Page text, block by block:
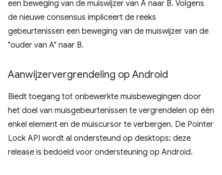
een beweging van de muiswijzer van A naar B. Volgens
de nieuwe consensus impliceert de reeks
gebeurtenissen een beweging van de muiswijzer van de
"ouder van A" naar B.
Aanwijzervergrendeling op Android
Biedt toegang tot onbewerkte muisbewegingen door
het doel van muisgebeurtenissen te vergrendelen op één
enkel element en de muiscursor te verbergen. De Pointer
Lock API wordt al ondersteund op desktops; deze
release is bedoeld voor ondersteuning op Android.